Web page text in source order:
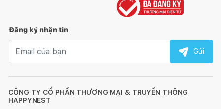
CÔNG TY CỔ PHẦN THƯƠNG MẠI & TRUYỀN THÔNG
HAPPYNEST
Đăng ký nhận tin
Gửi